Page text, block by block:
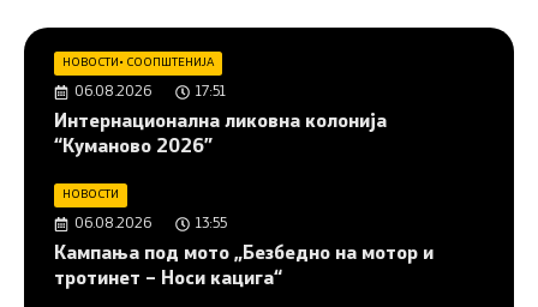
НОВОСТИ • СООПШТЕНИЈА
06.08.2026 17:51
Интернационална ликовна колонија
“Куманово 2026”
НОВОСТИ
06.08.2026 13:55
Кампања под мото „Безбедно на мотор и
тротинет – Носи кацига“